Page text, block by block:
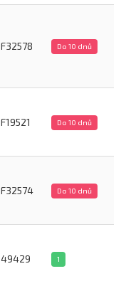
F32578 Do 10 dnů
F19521 Do 10 dnů
F32574 Do 10 dnů
49429 1